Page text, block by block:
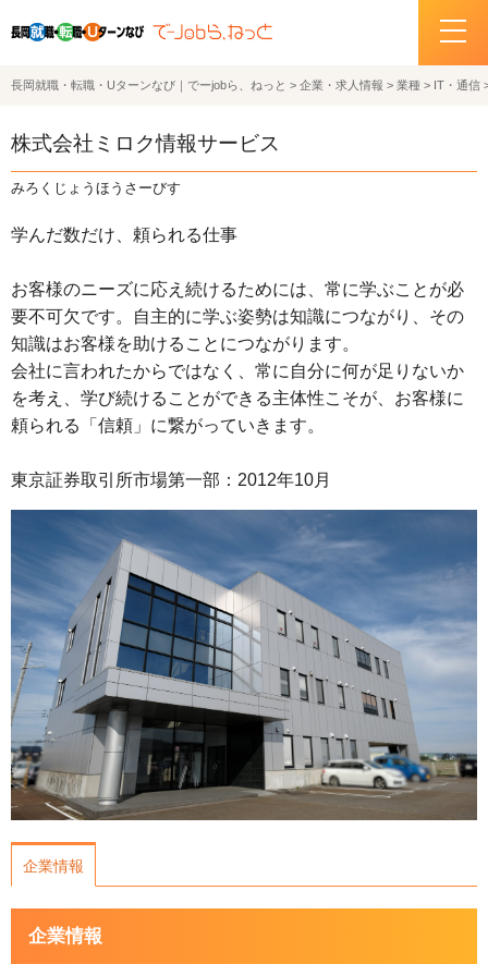
ホーム
イベント情報
サポートデスクの紹介
お問い合わせ
関連機関リンク
サイトポリシー
プライバシーポリシー
サイトマップ
長岡就職・転職・Uターンなび｜でーjobら、ねっと > 企業・求人情報 > 業種 > IT・通信
株式会社ミロク情報サービス
みろくじょうほうさーびす
学んだ数だけ、頼られる仕事
お客様のニーズに応え続けるためには、常に学ぶことが必
要不可欠です。自主的に学ぶ姿勢は知識につながり、その
知識はお客様を助けることにつながります。
会社に言われたからではなく、常に自分に何が足りないか
を考え、学び続けることができる主体性こそが、お客様に
頼られる「信頼」に繋がっていきます。
東京証券取引所市場第一部：2012年10月
企業情報
企業情報